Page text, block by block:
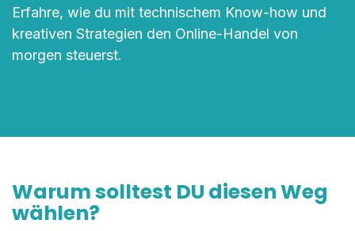
Erfahre, wie du mit technischem Know-how und
kreativen Strategien den Online-Handel von
morgen steuerst.
Warum solltest DU diesen Weg
wählen?